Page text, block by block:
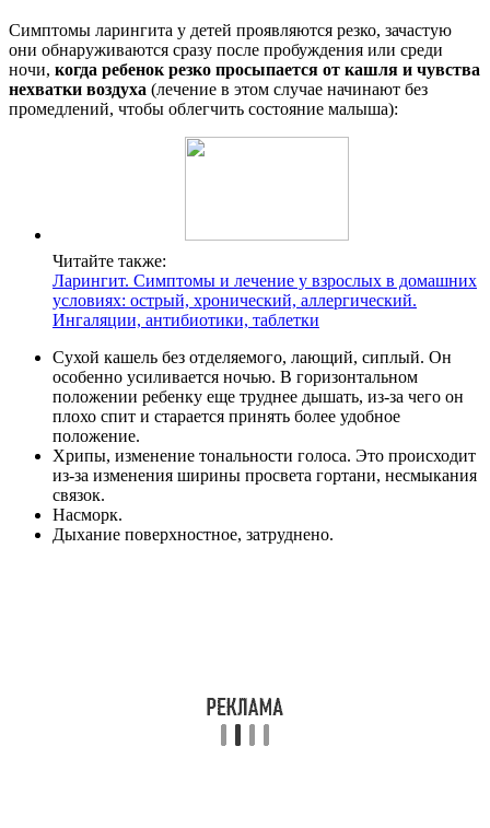
Симптомы ларингита у детей проявляются резко, зачастую
они обнаруживаются сразу после пробуждения или среди
ночи, когда ребенок резко просыпается от кашля и чувства
нехватки воздуха (лечение в этом случае начинают без
промедлений, чтобы облегчить состояние малыша):
Читайте также:
Ларингит. Симптомы и лечение у взрослых в домашних
условиях: острый, хронический, аллергический.
Ингаляции, антибиотики, таблетки
Сухой кашель без отделяемого, лающий, сиплый. Он
особенно усиливается ночью. В горизонтальном
положении ребенку еще труднее дышать, из-за чего он
плохо спит и старается принять более удобное
положение.
Хрипы, изменение тональности голоса. Это происходит
из-за изменения ширины просвета гортани, несмыкания
связок.
Насморк.
Дыхание поверхностное, затруднено.